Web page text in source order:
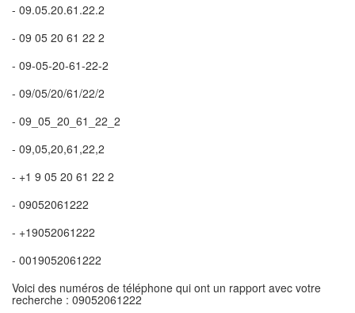
- 09.05.20.61.22.2
- 09 05 20 61 22 2
- 09-05-20-61-22-2
- 09/05/20/61/22/2
- 09_05_20_61_22_2
- 09,05,20,61,22,2
- +1 9 05 20 61 22 2
- 09052061222
- +19052061222
- 0019052061222
Voici des numéros de téléphone qui ont un rapport avec votre
recherche : 09052061222